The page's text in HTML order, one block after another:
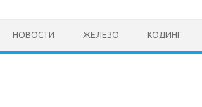
НОВОСТИ ЖЕЛЕЗО КОДИНГ